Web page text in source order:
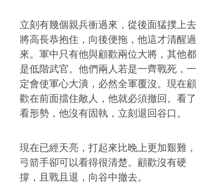
立刻有幾個親兵衝過來，從後面猛撲上去
將高長恭抱住，向後便拖，他這才清醒過
來。軍中只有他與顧歡兩位大將，其他都
是低階武官。他們兩人若是一齊戰死，一
定會使軍心大潰，必然全軍覆沒。現在顧
歡在前面擋住敵人，他就必須撤回。看了
看形勢，他沒有固執，立刻退回谷口。
現在已經天亮，打起來比晚上更加艱難，
弓箭手卻可以看得很清楚。顧歡沒有硬
撐，且戰且退，向谷中撤去。